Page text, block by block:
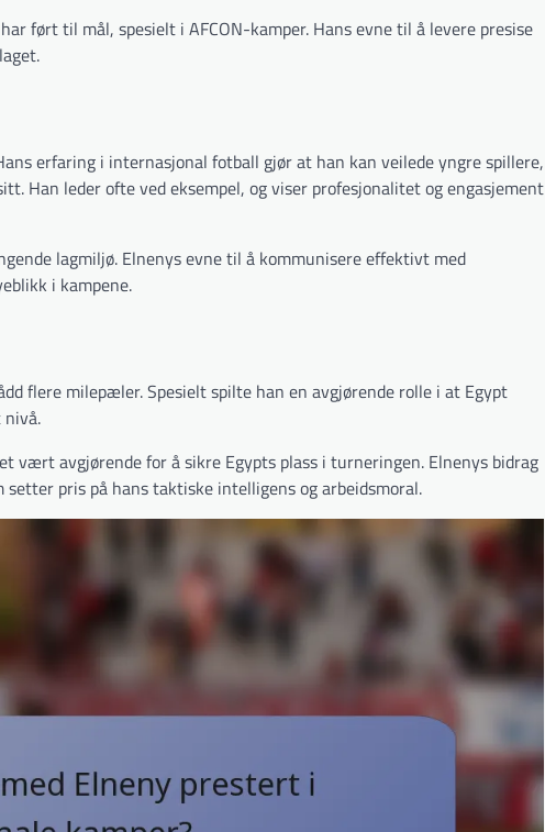
ført til mål, spesielt i AFCON-kamper. Hans evne til å levere presise
erfaring i internasjonal fotball gjør at han kan veilede yngre spillere,
Han leder ofte ved eksempel, og viser profesjonalitet og engasjement
lagmiljø. Elnenys evne til å kommunisere effektivt med
i kampene.
flere milepæler. Spesielt spilte han en avgjørende rolle i at Egypt
vært avgjørende for å sikre Egypts plass i turneringen. Elnenys bidrag
pris på hans taktiske intelligens og arbeidsmoral.